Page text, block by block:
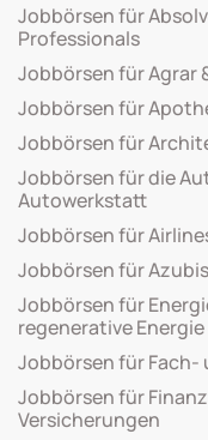
Jobbörsen für
Professionals
Jobbörsen für Agrar
Jobbörsen für
Jobbörsen für
Jobbörsen für die
Autowerkstatt
Jobbörsen für
Jobbörsen für
Jobbörsen für
regenerative Energie
Jobbörsen für Fach-
Jobbörsen für
Versicherungen